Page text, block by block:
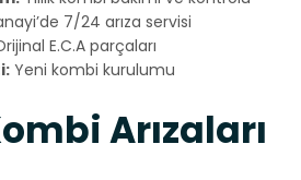
7/24 arıza servisi
E.C.A parçaları
Yeni kombi kurulumu
Arızaları